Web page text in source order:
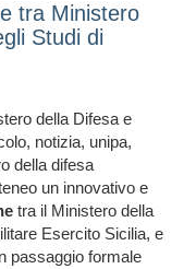
tra Ministero
Studi di
della Difesa e
notizia, unipa,
della difesa
un innovativo e
tra il Ministero della
Esercito Sicilia, e
passaggio formale